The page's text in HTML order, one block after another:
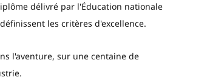
délivré par l'Éducation nationale
les critères d'excellence.
l'aventure, sur une centaine de